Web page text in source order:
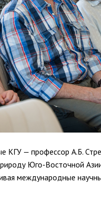
КГУ — профессор А.Б.
Юго-Восточной
международные